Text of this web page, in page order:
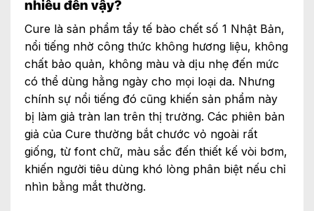
nhiều đến vậy?
Cure là sản phẩm tẩy tế bào chết số 1 Nhật Bản,
nổi tiếng nhờ công thức không hương liệu, không
chất bảo quản, không màu và dịu nhẹ đến mức
có thể dùng hằng ngày cho mọi loại da. Nhưng
chính sự nổi tiếng đó cũng khiến sản phẩm này
bị làm giả tràn lan trên thị trường. Các phiên bản
giả của Cure thường bắt chước vỏ ngoài rất
giống, từ font chữ, màu sắc đến thiết kế vòi bơm,
khiến người tiêu dùng khó lòng phân biệt nếu chỉ
nhìn bằng mắt thường.